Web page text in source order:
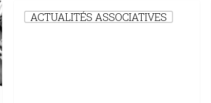
ACTUALITÉS ASSOCIATIVES